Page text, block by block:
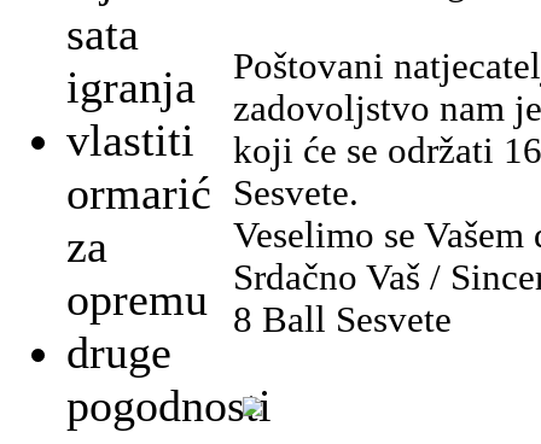
sata
igranja
vlastiti
ormarić
za
opremu
druge
pogodnosti
Poštovani
zadovoljstvo nam
koji će se održati
Sesvete.
Veselimo se
Srdačno Vaš /
8 Ball Sesvete